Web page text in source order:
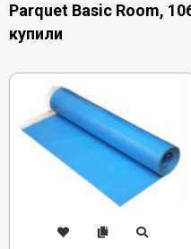
Parquet Basic Room,
купили